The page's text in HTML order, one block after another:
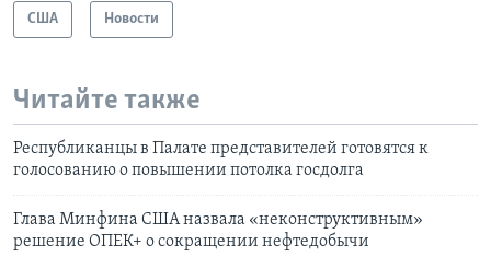
США Новости
Читайте также
Республиканцы в Палате представителей готовятся к
голосованию о повышении потолка госдолга
Глава Минфина США назвала «неконструктивным»
решение ОПЕК+ о сокращении нефтедобычи